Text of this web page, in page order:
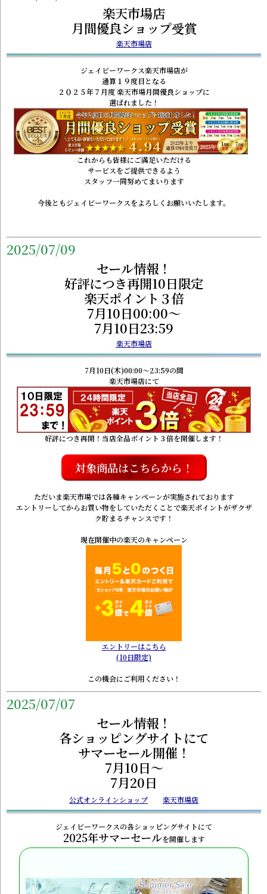
楽天市場店
月間優良ショップ受賞
楽天市場店
ジェイビーワークス楽天市場店が
通算１９度目となる
２０２５年７月度 楽天市場月間優良ショップに
選ばれました！
これからも皆様にご満足いただける
サービスをご提供できるよう
スタッフ一同努めてまいります
今後ともジェイビーワークスをよろしくお願いいたします。
2025/07/09
セール情報！
好評につき再開10日限定
楽天ポイント３倍
7月10日00:00～
7月10日23:59
楽天市場店
7月10日(木)00:00～23:59の間
楽天市場店にて
好評につき再開！当店全品ポイント３倍を開催します！
対象商品はこちらから！
ただいま楽天市場では各種キャンペーンが実施されております
エントリーしてからお買い物をしていただくことで楽天ポイントがザクザ
ク貯まるチャンスです！
現在開催中の楽天のキャンペーン
エントリーはこちら
(10日限定)
この機会にご利用ください！
2025/07/07
セール情報！
各ショッピングサイトにて
サマーセール開催！
7月10日～
7月20日
公式オンラインショップ 楽天市場店
ジェイビーワークスの各ショッピングサイトにて
2025年サマーセールを開催します